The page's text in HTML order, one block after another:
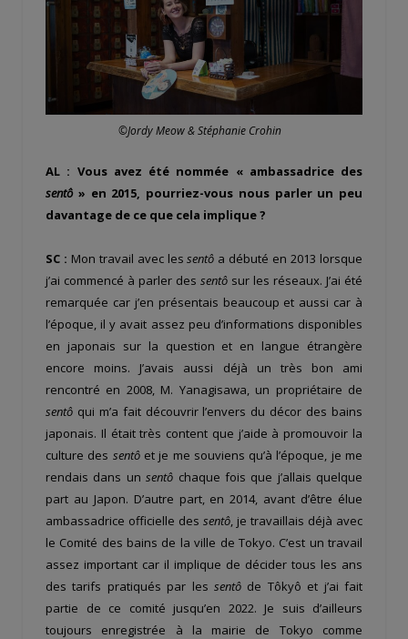
©Jordy Meow & Stéphanie Crohin
AL : Vous avez été nommée « ambassadrice des
sentô» en 2015, pourriez-vous nous parler un peu
davantage de ce que cela implique ?
SC : Mon travail avec lessentô a débuté en 2013 lorsque
j’ai commencé à parler des sentô sur les réseaux. J’ai été
remarquée car j’en présentais beaucoup et aussi car à
l’époque, il y avait assez peu d’informations disponibles
en japonais sur la question et en langue étrangère
encore moins. J’avais aussi déjà un très bon ami
rencontré en 2008, M. Yanagisawa, un propriétaire de
sentô qui m’a fait découvrir l’envers du décor des bains
japonais. Il était très content que j’aide à promouvoir la
culture des sentôet je me souviens qu’à l’époque, je me
rendais dans unsentô chaque fois que j’allais quelque
part au Japon. D’autre part, en 2014, avant d’être élue
ambassadrice officielle des sentô, je travaillais déjà avec
le Comité des bains de la ville de Tokyo. C’est un travail
assez important car il implique de décider tous les ans
des tarifs pratiqués par les sentô de Tôkyô et j’ai fait
partie de ce comité jusqu’en 2022. Je suis d’ailleurs
toujours enregistrée à la mairie de Tokyo comme